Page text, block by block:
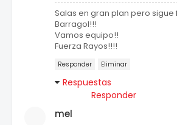
Salas en gran plan pero sigue
Barragol!!!
Vamos equipo!!
Fuerza Rayos!!!!
Responder Eliminar
Respuestas
Responder
mel